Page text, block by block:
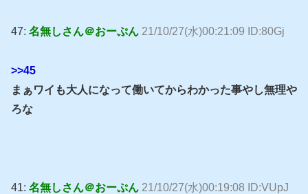
47: 名無しさん＠おーぷん 21/10/27(水)00:21:09 ID:80Gj
>>45
まぁワイも大人になって働いてからわかった事やし無理や
ろな
41: 名無しさん＠おーぷん 21/10/27(水)00:19:08 ID:VUpJ